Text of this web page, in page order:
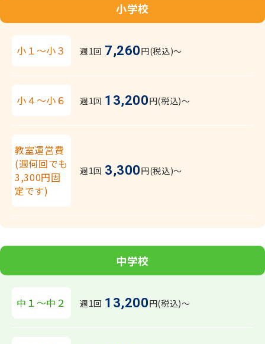
小学校
小１～小３ 週1回 7,260円(税込)〜
小４～小６ 週1回 13,200円(税込)〜
教室運営費
(週何回でも
3,300円固
定です)
週1回 3,300円(税込)〜
中学校
中１～中２ 週1回 13,200円(税込)〜